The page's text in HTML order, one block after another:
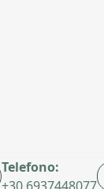
Telefono: